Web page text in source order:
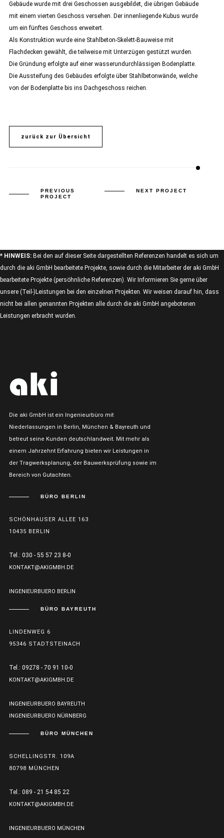
Gebäude wurde mit drei Geschossen ausgebildet, die übrigen Gebäude
mit einem vierten Geschoss versehen. Der innenliegende Kubus wurde
um ein fünftes Geschoss erweitert.
Als Konstruktion wurde eine Stahlbeton-Skelett-Bauweise mit
Flachdecken gewählt, die teilweise mit Unterzügen gestützt wurden.
Die Gründung erfolgte auf einer wasserundurchlässigen Bodenplatte.
Die Aussteifung des Gebäudes erfolgte über Stahlbetonwände, welche
von der Bodenplatte bis ins Dachgeschoss reichen.
zurück zur Übersicht
PREVIOUS
PROJECT
NEXT PROJECT
* HINWEIS: Bei den auf dieser Seite dargestellten Referenzen handelt es sich um
durch die aki GmbH bearbeitete Projekte, sowie durch die Mitarbeiter der aki GmbH
bearbeitete Projekte (persöhnliche Referenzen). Wir Informieren Sie gerne über
unsere (Teil-)Leistungen bei den einzelnen Projekten. Wir weisen darauf hin, dass
nicht bei allen genannten Projekten alle durch die aki GmbH angebotenen
Leistungen erbracht wurden.
Die aki GmbH ist ein Ingenieurbüro mit
Niederlassungen in Berlin, München & Bayreuth und
betreut seine Kunden deutschlandweit. Mit mehr als
einem Jahrzehnt Erfahrung bieten wir Leistungen in
der Tragwerksplanung, der Bauwerksprüfung sowie im
Bereich von Gutachten.
BÜRO BERLIN
SCHÖNHAUSER ALLEE 163
10435 BERLIN
Tel.: 030 - 55 57 23 8-0
KONTAKT@AKIGMBH.DE
INGENIEURBUERO BERLIN
BÜRO BAYREUTH
LINDENWEG 6
95346 STADTSTEINACH
Tel.: 09278 - 70 91 10-0
KONTAKT@AKIGMBH.DE
INGENIEURBUERO BAYREUTH
INGENIEURBUERO NÜRNBERG
BÜRO MÜNCHEN
SCHELLINGSTR. 109A
80798 MÜNCHEN
Tel.: 089 - 21 54 85 22
KONTAKT@AKIGMBH.DE
INGENIEURBUERO MÜNCHEN